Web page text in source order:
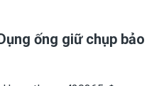
ống giữ chụp bảo